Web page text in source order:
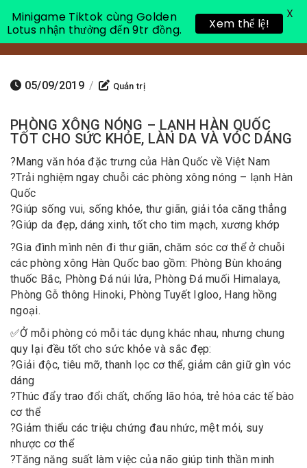
Toggle
05/09/2019 / Quản trị
PHÒNG XÔNG NÓNG – LẠNH HÀN QUỐC
TỐT CHO SỨC KHỎE, LÀN DA VÀ VÓC DÁNG
?Mang văn hóa đặc trưng của Hàn Quốc về Việt Nam
?Trải nghiệm ngay chuỗi các phòng xông nóng – lạnh Hàn
Quốc
?Giúp sống vui, sống khỏe, thư giãn, giải tỏa căng thẳng
?Giúp da đẹp, dáng xinh, tốt cho tim mạch, xương khớp
?Gia đình mình nên đi thư giãn, chăm sóc cơ thể ở chuỗi
các phòng xông Hàn Quốc bao gồm: Phòng Bùn khoáng
thuốc Bắc, Phòng Đá núi lửa, Phòng Đá muối Himalaya,
Phòng Gỗ thông Hinoki, Phòng Tuyết Igloo, Hang hồng
ngoại.
✅Ở mỗi phòng có mỗi tác dụng khác nhau, nhưng chung
quy lại đều tốt cho sức khỏe và sắc đẹp:
?Giải độc, tiêu mỡ, thanh lọc cơ thể, giảm cân giữ gìn vóc
dáng
?Thúc đẩy trao đổi chất, chống lão hóa, trẻ hóa các tế bào
cơ thể
?Giảm thiểu các triệu chứng đau nhức, mệt mỏi, suy
nhược cơ thể
?Tăng năng suất làm việc của não giúp tinh thần minh
Minigame Tiktok cùng Golden
Lotus nhận thưởng đến 9tr đồng.
Xem thể lệ!
X